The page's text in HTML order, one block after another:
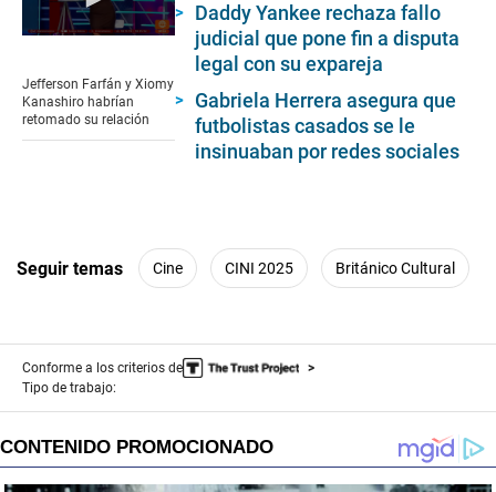
of
52
seconds
Jefferson Farfán y Xiomy
Kanashiro habrían
retomado su relación
Daddy Yankee rechaza fallo
judicial que pone fin a disputa
legal con su expareja
Gabriela Herrera asegura que
futbolistas casados se le
insinuaban por redes sociales
Seguir temas Cine CINI 2025 Británico Cultural
Conforme a los criterios de
Tipo de trabajo: